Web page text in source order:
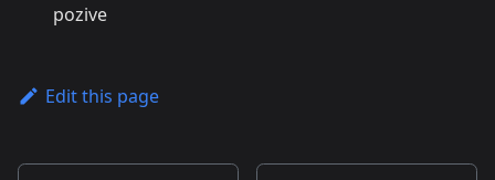
pozive
Edit this page